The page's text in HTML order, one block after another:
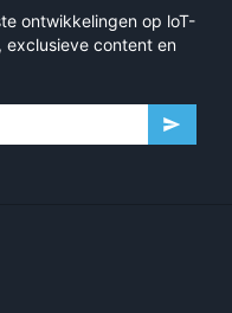
ontwikkelingen op loT-
exclusieve content en